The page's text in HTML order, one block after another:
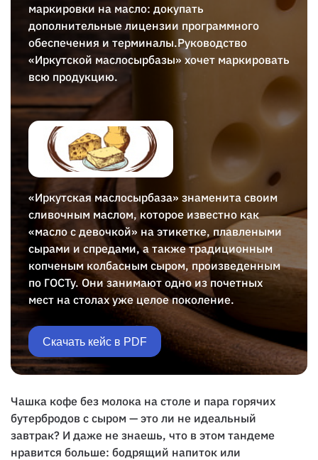
маркировки на масло: докупать
дополнительные лицензии программного
обеспечения и терминалы.Руководство
«Иркутской маслосырбазы» хочет маркировать
всю продукцию.
«Иркутская маслосырбаза» знаменита своим
сливочным маслом, которое известно как
«масло с девочкой» на этикетке, плавлеными
сырами и спредами, а также традиционным
копченым колбасным сыром, произведенным
по ГОСТу. Они занимают одно из почетных
мест на столах уже целое поколение.
Скачать кейс в PDF
Чашка кофе без молока на столе и пара горячих
бутербродов с сыром — это ли не идеальный
завтрак? И даже не знаешь, что в этом тандеме
нравится больше: бодрящий напиток или